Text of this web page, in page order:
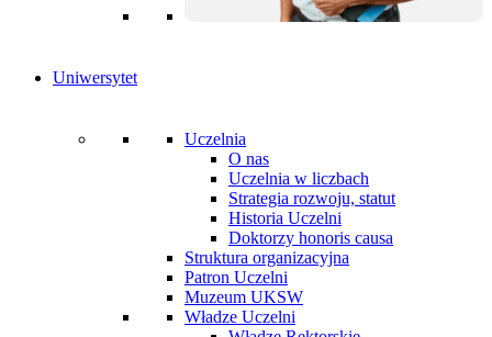
Uniwersytet
Uczelnia
O nas
Uczelnia w liczbach
Strategia rozwoju, statut
Historia Uczelni
Doktorzy honoris causa
Struktura organizacyjna
Patron Uczelni
Muzeum UKSW
Władze Uczelni